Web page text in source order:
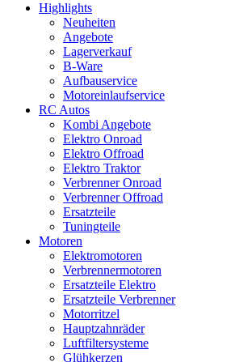
Highlights
Neuheiten
Angebote
Lagerverkauf
B-Ware
Aufbauservice
Motoreinlaufservice
RC Autos
Kombi Angebote
Elektro Onroad
Elektro Offroad
Elektro Traktor
Verbrenner Onroad
Verbrenner Offroad
Ersatzteile
Tuningteile
Motoren
Elektromotoren
Verbrennermotoren
Ersatzteile Elektro
Ersatzteile Verbrenner
Motorritzel
Hauptzahnräder
Luftfiltersysteme
Glühkerzen